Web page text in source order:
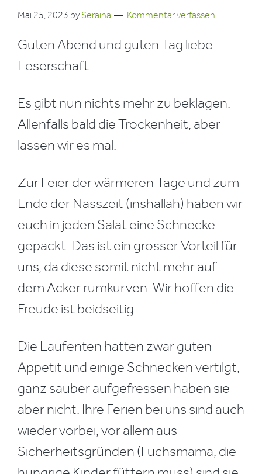
Mai 25, 2023 by Seraina Kommentar verfassen
Guten Abend und guten Tag liebe
Leserschaft
Es gibt nun nichts mehr zu beklagen.
Allenfalls bald die Trockenheit, aber
lassen wir es mal.
Zur Feier der wärmeren Tage und zum
Ende der Nasszeit (inshallah) haben wir
euch in jeden Salat eine Schnecke
gepackt. Das ist ein grosser Vorteil für
uns, da diese somit nicht mehr auf
dem Acker rumkurven. Wir hoffen die
Freude ist beidseitig.
Die Laufenten hatten zwar guten
Appetit und einige Schnecken vertilgt,
ganz sauber aufgefressen haben sie
aber nicht. Ihre Ferien bei uns sind auch
wieder vorbei, vor allem aus
Sicherheitsgründen (Fuchsmama, die